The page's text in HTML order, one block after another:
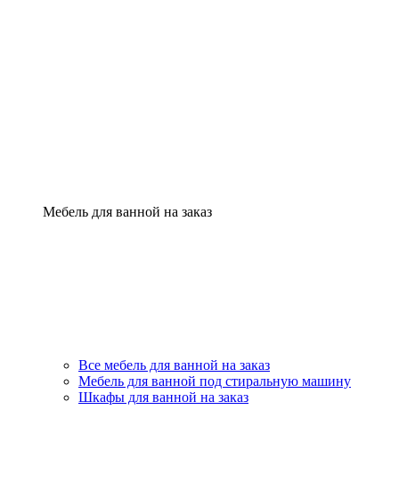
Мебель для ванной на заказ
Все мебель для ванной на заказ
Мебель для ванной под стиральную машину
Шкафы для ванной на заказ